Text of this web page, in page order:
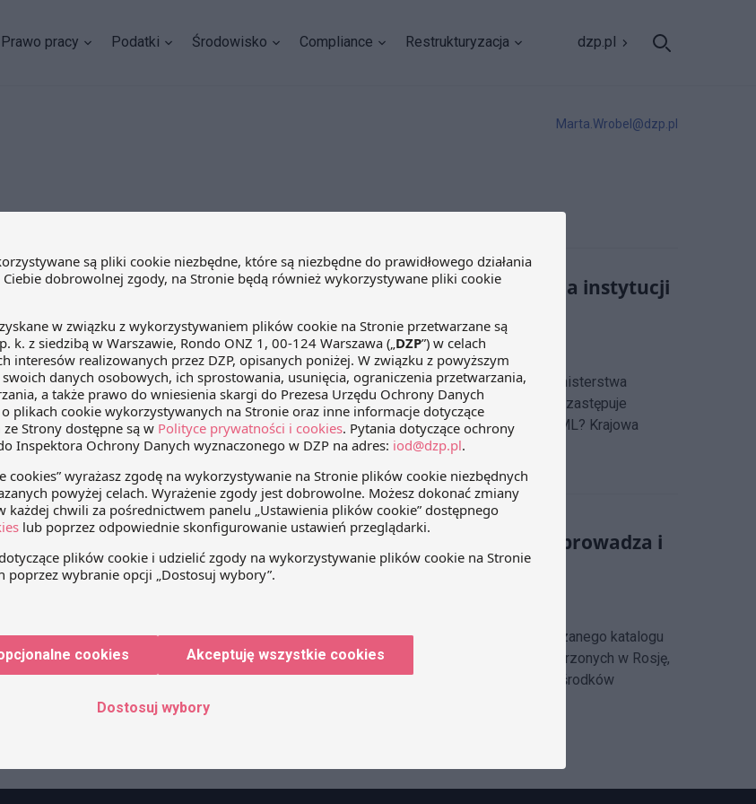
Prawo pracy Podatki Środowisko Compliance Restrukturyzacja dzp.pl
Marta.Wrobel@dzp.pl
ocena ryzyka AML – co przewiduje i jakie znaczenie ma dla instytucji
Wiktoria Kuczkowska|Aneta Szmidt| Marta Wróbel
2023 r. Generalny Inspektor Informacji Finansowej opublikował na stronie internetowej Ministerstwa
ocenę ryzyka prania pieniędzy i finansowania terroryzmu (dalej: „KOR”). Dokument zastępuje
ocenę ryzyka opublikowaną w lipcu 2019 r. CZYM JEST KRAJOWA OCENA RYZYKA AML? Krajowa
kluczowym dokumentem, […]
pakiet sankcji w związku z agresją Rosji na Ukrainę – co wprowadza i
zgodność?
na Ukrainę spotkała się z odpowiedzią w postaci rozbudowanego i sukcesywnie poszerzanego katalogu
2023 r. Rada Unii Europejskiej przyjęła 12 pakiet gospodarczych i indywidualnych wymierzonych w Rosję,
na Ukrainę. Obecna sytuacja wymusza na przedsiębiorcach zaadresowanie tematu środków
w ramach codziennych […]
cookies Akceptuję wszystkie cookies
Dostosuj wybory